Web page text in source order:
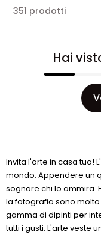
351 prodotti
Hai
Invita l'arte in casa tua!
mondo. Appendere un
sognare chi lo ammira.
la fotografia sono
gamma di dipinti per
tutti i gusti. L'arte veste